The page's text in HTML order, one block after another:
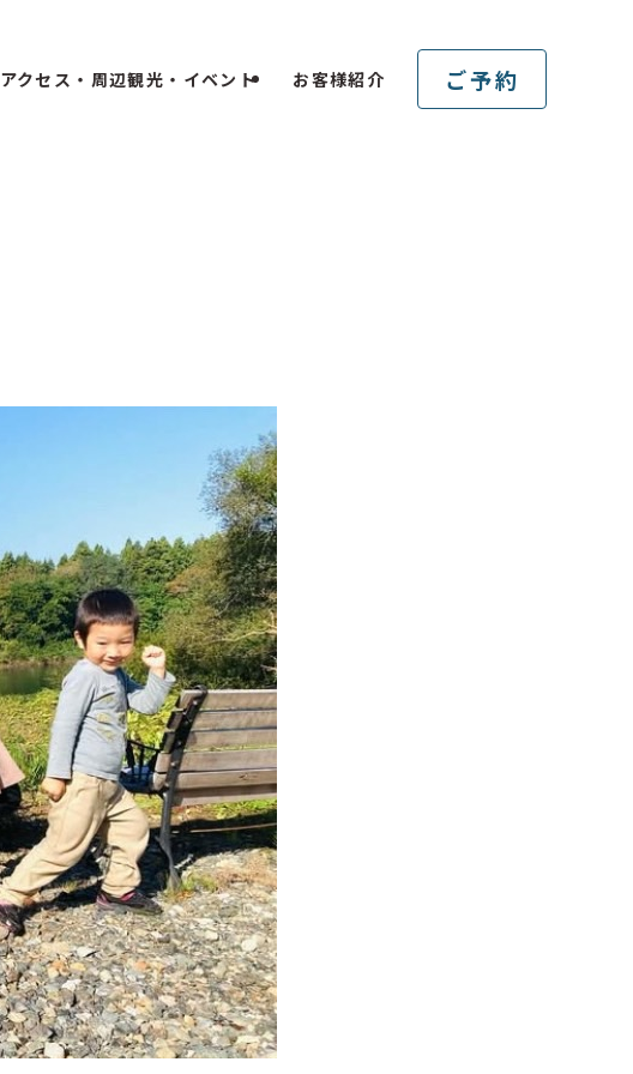
アクセス・周辺観光・イベント お客様紹介 ご予約